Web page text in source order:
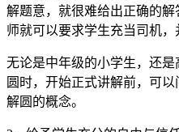
解题意，就很难给出正确的
师就可以要求学生充当司机
无论是中年级的小学生，还
圆时，开始正式讲解前，可
解圆的概念。